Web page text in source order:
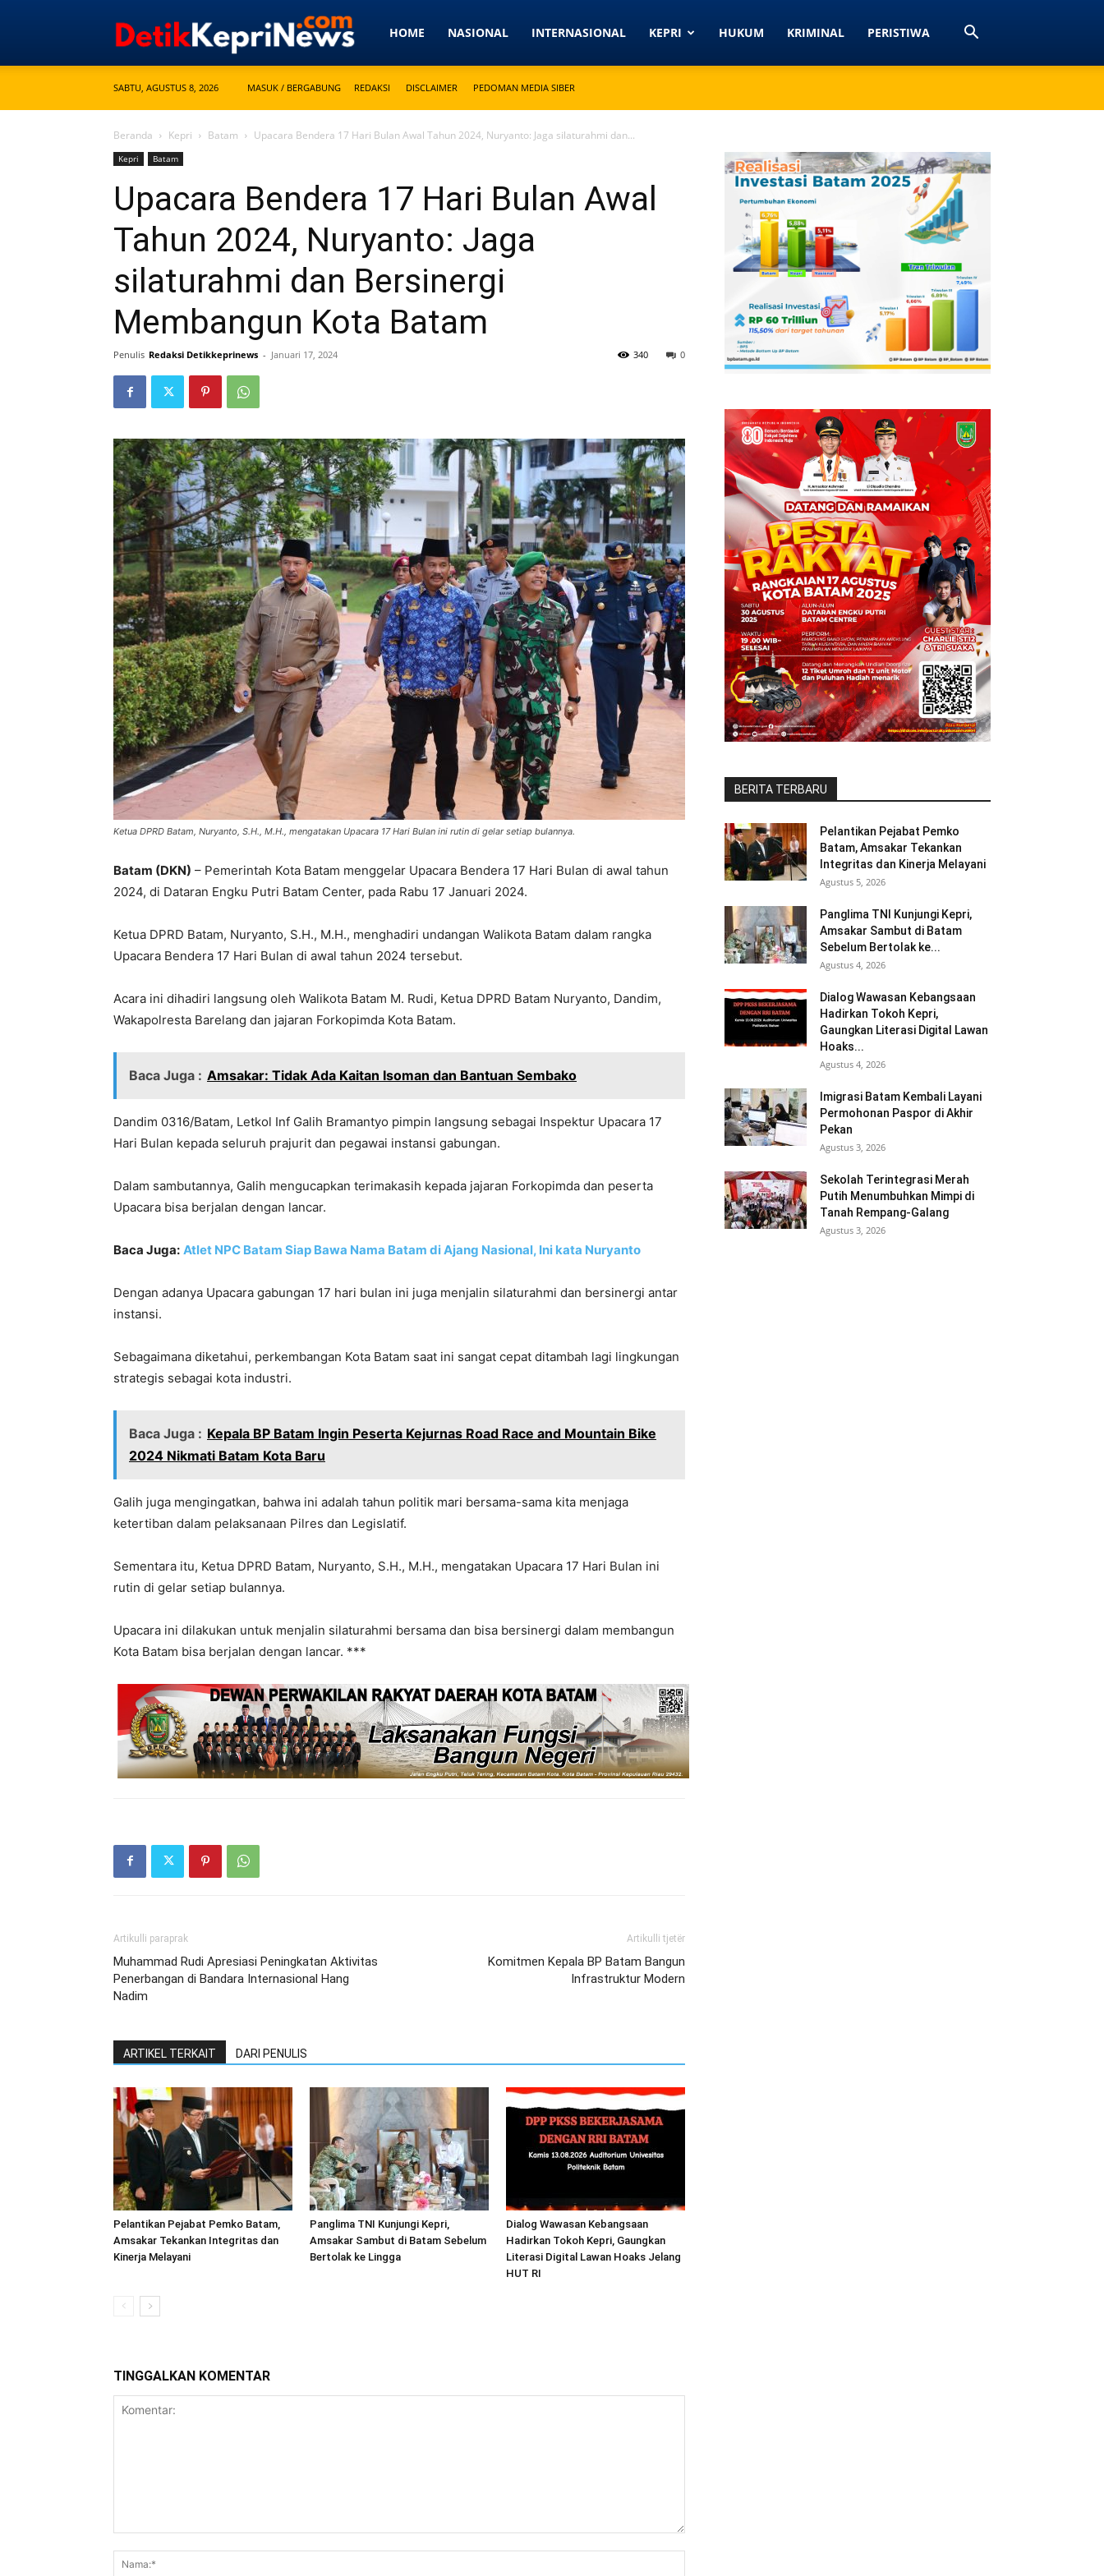
Detikkeprinews.com
HOME NASIONAL INTERNASIONAL KEPRI HUKUM KRIMINAL PERISTIWA
SABTU, AGUSTUS 8, 2026 MASUK / BERGABUNG REDAKSI DISCLAIMER PEDOMAN MEDIA SIBER
Beranda Kepri Batam Upacara Bendera 17 Hari Bulan Awal Tahun 2024, Nuryanto: Jaga silaturahmi dan...
Kepri Batam
Upacara Bendera 17 Hari Bulan Awal
Tahun 2024, Nuryanto: Jaga
silaturahmi dan Bersinergi
Membangun Kota Batam
Penulis Redaksi Detikkeprinews - Januari 17, 2024 0
340
Ketua DPRD Batam, Nuryanto, S.H., M.H., mengatakan Upacara 17 Hari Bulan ini rutin di gelar setiap bulannya.
Batam (DKN) – Pemerintah Kota Batam menggelar Upacara Bendera 17 Hari Bulan di awal tahun
2024, di Dataran Engku Putri Batam Center, pada Rabu 17 Januari 2024.
Ketua DPRD Batam, Nuryanto, S.H., M.H., menghadiri undangan Walikota Batam dalam rangka
Upacara Bendera 17 Hari Bulan di awal tahun 2024 tersebut.
Acara ini dihadiri langsung oleh Walikota Batam M. Rudi, Ketua DPRD Batam Nuryanto, Dandim,
Wakapolresta Barelang dan jajaran Forkopimda Kota Batam.
Baca Juga : Amsakar: Tidak Ada Kaitan Isoman dan Bantuan Sembako
Dandim 0316/Batam, Letkol Inf Galih Bramantyo pimpin langsung sebagai Inspektur Upacara 17
Hari Bulan kepada seluruh prajurit dan pegawai instansi gabungan.
Dalam sambutannya, Galih mengucapkan terimakasih kepada jajaran Forkopimda dan peserta
Upacara bisa berjalan dengan lancar.
Baca Juga: Atlet NPC Batam Siap Bawa Nama Batam di Ajang Nasional, Ini kata Nuryanto
Dengan adanya Upacara gabungan 17 hari bulan ini juga menjalin silaturahmi dan bersinergi antar
instansi.
Sebagaimana diketahui, perkembangan Kota Batam saat ini sangat cepat ditambah lagi lingkungan
strategis sebagai kota industri.
Baca Juga : Kepala BP Batam Ingin Peserta Kejurnas Road Race and Mountain Bike
2024 Nikmati Batam Kota Baru
Galih juga mengingatkan, bahwa ini adalah tahun politik mari bersama-sama kita menjaga
ketertiban dalam pelaksanaan Pilres dan Legislatif.
Sementara itu, Ketua DPRD Batam, Nuryanto, S.H., M.H., mengatakan Upacara 17 Hari Bulan ini
rutin di gelar setiap bulannya.
Upacara ini dilakukan untuk menjalin silaturahmi bersama dan bisa bersinergi dalam membangun
Kota Batam bisa berjalan dengan lancar. ***
Artikulli paraprak
Muhammad Rudi Apresiasi Peningkatan Aktivitas
Penerbangan di Bandara Internasional Hang
Nadim
Artikulli tjetër
Komitmen Kepala BP Batam Bangun
Infrastruktur Modern
ARTIKEL TERKAIT DARI PENULIS
Pelantikan Pejabat Pemko Batam,
Amsakar Tekankan Integritas dan
Kinerja Melayani
Panglima TNI Kunjungi Kepri,
Amsakar Sambut di Batam Sebelum
Bertolak ke Lingga
Dialog Wawasan Kebangsaan
Hadirkan Tokoh Kepri, Gaungkan
Literasi Digital Lawan Hoaks Jelang
HUT RI
TINGGALKAN KOMENTAR
BERITA TERBARU
Pelantikan Pejabat Pemko
Batam, Amsakar Tekankan
Integritas dan Kinerja Melayani
Agustus 5, 2026
Panglima TNI Kunjungi Kepri,
Amsakar Sambut di Batam
Sebelum Bertolak ke...
Agustus 4, 2026
Dialog Wawasan Kebangsaan
Hadirkan Tokoh Kepri,
Gaungkan Literasi Digital Lawan
Hoaks...
Agustus 4, 2026
Imigrasi Batam Kembali Layani
Permohonan Paspor di Akhir
Pekan
Agustus 3, 2026
Sekolah Terintegrasi Merah
Putih Menumbuhkan Mimpi di
Tanah Rempang-Galang
Agustus 3, 2026